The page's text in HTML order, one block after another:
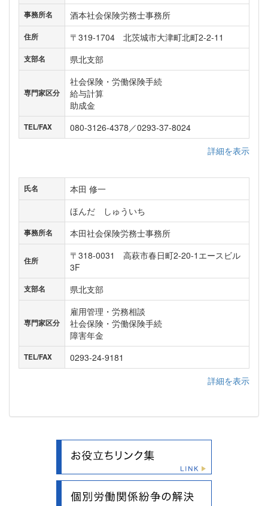
事務所名 酒本社会保険労務士事務所
住所 〒319-1704 北茨城市大津町北町2-2-11
支部名 県北支部
専門家区分
社会保険・労働保険手続
給与計算
助成金
TEL/FAX
080-3126-4378／0293-37-8024
詳細を表示
氏名
本田 修一
ほんだ しゅういち
事務所名 本田社会保険労務士事務所
住所
〒318-0031 高萩市春日町2-20-1エースビル
3F
支部名 県北支部
専門家区分
雇用管理・労務相談
社会保険・労働保険手続
障害年金
TEL/FAX
0293-24-9181
詳細を表示